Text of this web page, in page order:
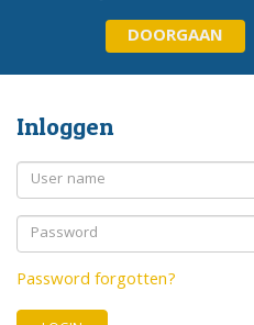
Inloggen
Password forgotten?